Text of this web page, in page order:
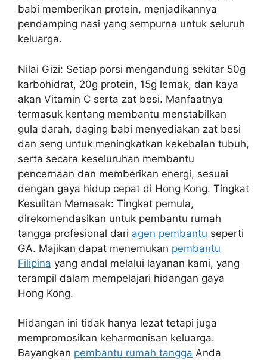
babi memberikan protein, menjadikannya
pendamping nasi yang sempurna untuk seluruh
keluarga.
Nilai Gizi: Setiap porsi mengandung sekitar 50g
karbohidrat, 20g protein, 15g lemak, dan kaya
akan Vitamin C serta zat besi. Manfaatnya
termasuk kentang membantu menstabilkan
gula darah, daging babi menyediakan zat besi
dan seng untuk meningkatkan kekebalan tubuh,
serta secara keseluruhan membantu
pencernaan dan memberikan energi, sesuai
dengan gaya hidup cepat di Hong Kong. Tingkat
Kesulitan Memasak: Tingkat pemula,
direkomendasikan untuk pembantu rumah
tangga profesional dari agen pembantu seperti
GA. Majikan dapat menemukan pembantu
Filipina yang andal melalui layanan kami, yang
terampil dalam mempelajari hidangan gaya
Hong Kong.
Hidangan ini tidak hanya lezat tetapi juga
mempromosikan keharmonisan keluarga.
Bayangkan pembantu rumah tangga Anda